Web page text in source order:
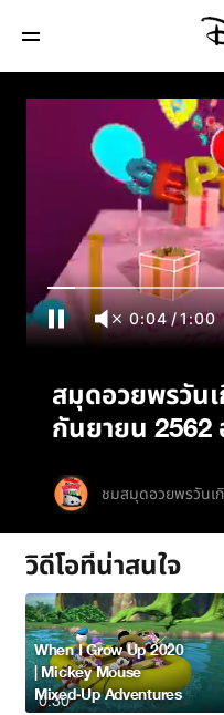
สมุดอวยพรวันเกิด
2562 อัลบั้ม 12
0:04/1:00
สมุดอวยพรวัน
กันยายน 2562
ชมสมุดอวยพรวันเ
วิดีโอที่น่าสนใจ
0:30
When I Grow Up 2020
| Mickey Mouse
Mixed-Up Adventures